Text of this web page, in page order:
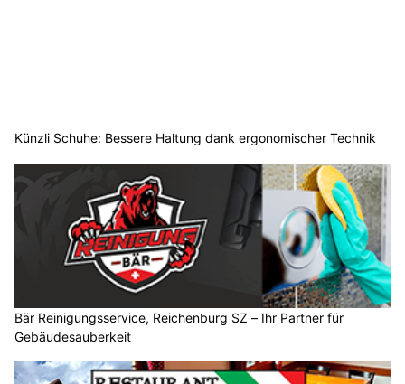
Künzli Schuhe: Bessere Haltung dank ergonomischer Technik
Bär Reinigungsservice, Reichenburg SZ – Ihr Partner für
Gebäudesauberkeit